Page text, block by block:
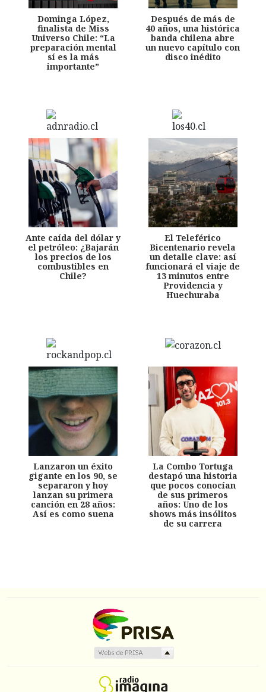
Dominga López,
finalista de Miss
Universo Chile: “La
preparación mental
sí es la más
importante”
Después de más de
40 años, una histórica
banda chilena abre
un nuevo capítulo con
disco inédito
Ante caída del dólar y
el petróleo: ¿Bajarán
los precios de los
combustibles en
Chile?
El Teleférico
Bicentenario revela
un detalle clave: así
funcionará el viaje de
13 minutos entre
Providencia y
Huechuraba
Lanzaron un éxito
gigante en los 90, se
separaron y hoy
lanzan su primera
canción en 28 años:
Así es como suena
La Combo Tortuga
destapó una historia
que pocos conocían
de sus primeros
años: Uno de los
shows más insólitos
de su carrera